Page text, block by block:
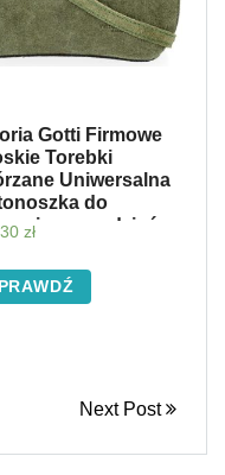
Gotti Firmowe
Torebki
Uniwersalna
do
na co dzień
zł
Next Post